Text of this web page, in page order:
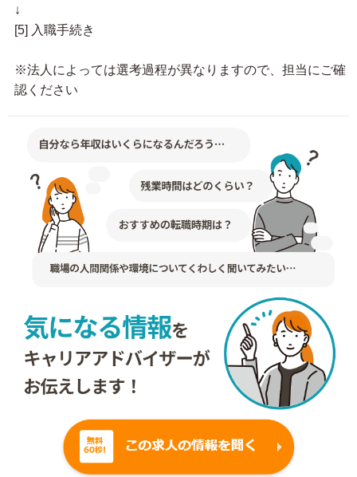
↓
[5] 入職手続き
※法人によっては選考過程が異なりますので、担当にご確
認ください